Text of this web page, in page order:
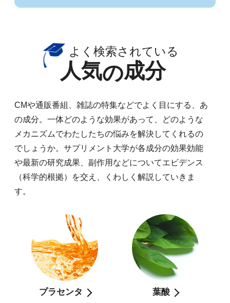
よく検索されている
人気の成分
CMや通販番組、雑誌の特集などでよく目にする、あ
の成分。一体どのような効果があって、どのような
メカニズムでわたしたちの悩みを解決してくれるの
でしょうか。サプリメント大学が各成分の効果効能
や最新の研究成果、副作用などについてエビデンス
（科学的根拠）を交え、くわしく解説していきま
す。
プラセンタ 葉酸